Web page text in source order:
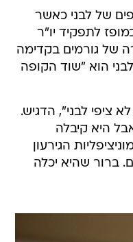
של לבני כאשר
לתפקיד יו"ר
של גורמים בקדימה
הוא "שוד הקופה
ציפי לבני", הדגיש.
היא קיבלה
הגירעון
שקלים. ברור שהיא יכלה